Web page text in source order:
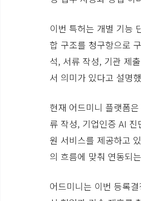
이번 특허는 개별 기능
합 구조를 청구항으로
석, 서류 작성, 기관 제
서 의미가 있다고 설명
현재 어드미니 플랫폼
류 작성, 기업인증 AI
원 서비스를 제공하고
의 흐름에 맞춰 연동되
어드미니는 이번 등록